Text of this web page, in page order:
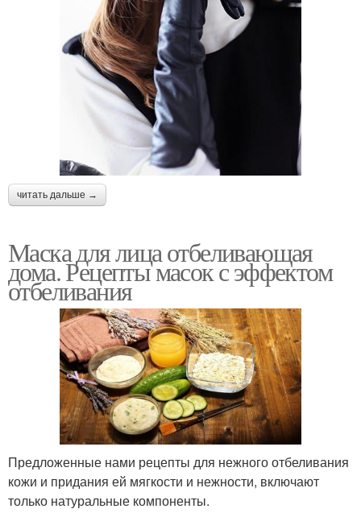
читать дальше →
Маска для лица отбеливающая
дома. Рецепты масок с эффектом
отбеливания
Предложенные нами рецепты для нежного отбеливания
кожи и придания ей мягкости и нежности, включают
только натуральные компоненты.